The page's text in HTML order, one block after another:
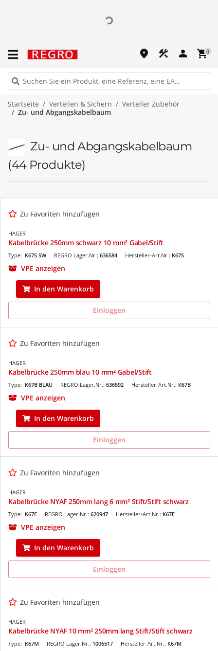
place construction person shopping_cart0
Startseite Verteilen & Sichern
Verteiler Zubehör
Zu- und Abgangskabelbaum
Zu- und Abgangskabelbaum
(44 Produkte)
Zu Favoriten hinzufügen
HAGER
Kabelbrücke 250mm schwarz 10 mm² Gabel/Stift
REGRO Lager.Nr.: 636584
Type: K67S SW Hersteller-Art.Nr.: K67S
VPE anzeigen
In den Warenkorb
Einloggen
Zu Favoriten hinzufügen
HAGER
Kabelbrücke 250mm blau 10 mm² Gabel/Stift
REGRO Lager.Nr.: 636592
Type: K67B BLAU Hersteller-Art.Nr.: K67B
VPE anzeigen
In den Warenkorb
Einloggen
Zu Favoriten hinzufügen
HAGER
Kabelbrücke NYAF 250mm lang 6 mm² Stift/Stift schwarz
REGRO Lager.Nr.: 620947
Type: K67E Hersteller-Art.Nr.: K67E
VPE anzeigen
In den Warenkorb
Einloggen
Zu Favoriten hinzufügen
HAGER
Kabelbrücke NYAF 10 mm² 250mm lang Stift/Stift schwarz
REGRO Lager.Nr.: 1006517
Type: K67M Hersteller-Art.Nr.: K67M